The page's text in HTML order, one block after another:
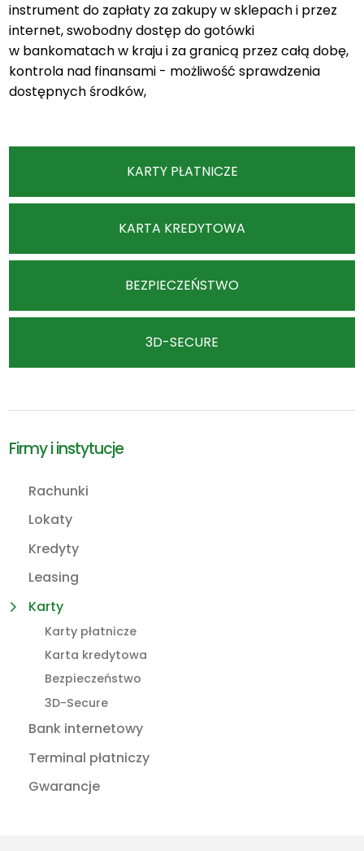
Firmy i instytucje
Rachunki
Lokaty
Kredyty
Leasing
Karty
Karty płatnicze
Karta kredytowa
Bezpieczeństwo
3D-Secure
Bank internetowy
Terminal płatniczy
Gwarancje
instrument do zapłaty za zakupy w sklepach i przez
internet, swobodny dostęp do gotówki
w bankomatach w kraju i za granicą przez całą dobę,
kontrola nad finansami - możliwość sprawdzenia
dostępnych środków,
KARTY PŁATNICZE
KARTA KREDYTOWA
BEZPIECZEŃSTWO
3D-SECURE